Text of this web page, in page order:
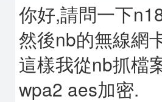
你好,請問一下
然後nb的無線網
這樣我從nb抓檔
wpa2 aes加密.